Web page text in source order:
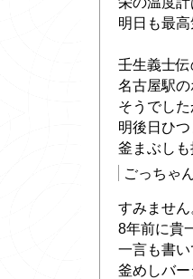
明日も最
壬生義士
名古屋駅
そうでし
明後日ひつ
釜まぶし
ごっちゃ
すみません
8年前に貴
一言も書い
釜めしバ